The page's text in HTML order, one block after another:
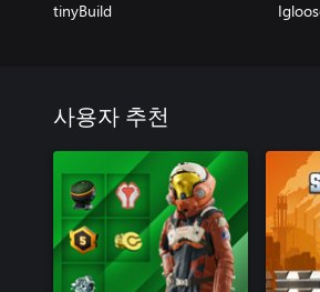
주의하세요.
기여를 할 수 있습니다. AI 식민지 주
빨라집니다. 무엇보다도, NPC에게 작
반으로 역할의 우선 순위를 지정할 수
싶으신가요? 식민지 주민들에게 맡기
명심하세요
함선이 폐허가 되고 탄약이 부족하고
tinyBuild
사용자 추천